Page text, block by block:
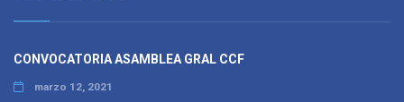
CONVOCATORIA ASAMBLEA GRAL CCF
marzo 12, 2021